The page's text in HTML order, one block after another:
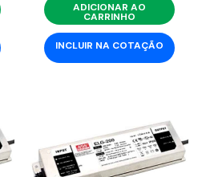
ADICIONAR AO
CARRINHO
INCLUIR NA COTAÇÃO